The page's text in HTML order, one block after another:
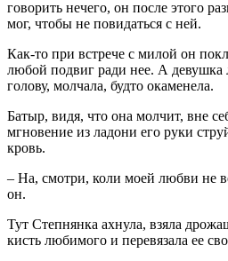
говорить нечего, он после этого
мог, чтобы не повидаться с ней.
Как-то при встрече с милой он
любой подвиг ради нее. А девушка
голову, молчала, будто окаменела.
Батыр, видя, что она молчит, вне
мгновение из ладони его руки
кровь.
– На, смотри, коли моей любви не
он.
Тут Степнянка ахнула, взяла
кисть любимого и перевязала ее